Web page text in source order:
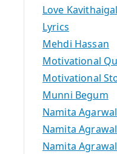
Love Kavithaigal
Lyrics
Mehdi Hassan
Motivational
Motivational
Munni Begum
Namita
Namita
Namita